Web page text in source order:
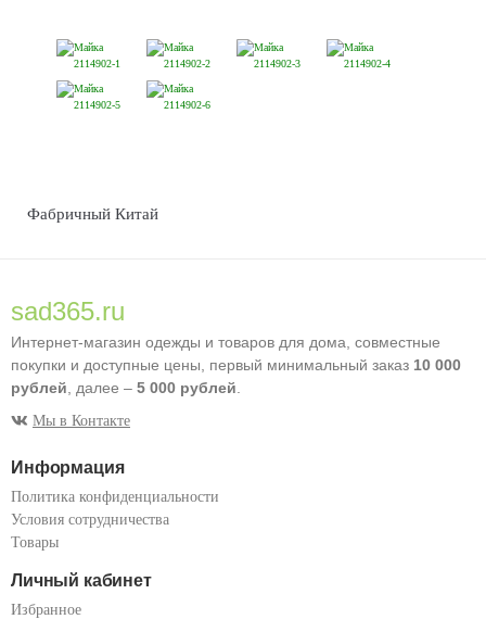
Фабричный Китай
sad365.ru
Интернет-магазин одежды и товаров для дома, совместные
покупки и доступные цены, первый минимальный заказ 10 000
рублей , далее – 5 000 рублей
Мы в Контакте
Информация
Политика конфиденциальности
Условия сотрудничества
Товары
Личный кабинет
Избранное